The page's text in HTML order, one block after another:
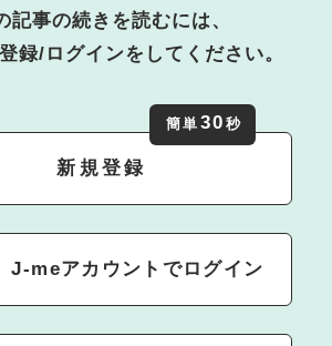
記事の続きを読むには、
録/ログインをしてください。
新規登録
簡単 30 秒
J-meアカウントでログイン